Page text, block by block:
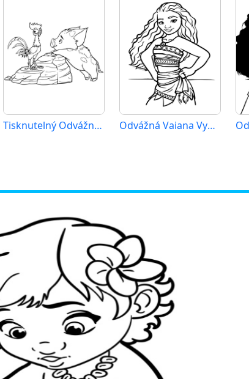
Tisknutelný Odvážná Vaiana Odvážná Vaiana Vymalovatelné pro Děti